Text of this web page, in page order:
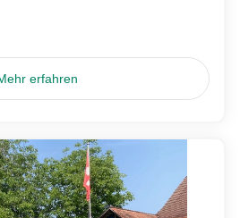
erfahren